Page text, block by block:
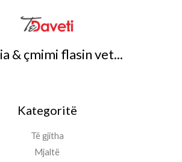
& çmimi flasin vet...
Kategoritë
Të gjitha
Mjaltë